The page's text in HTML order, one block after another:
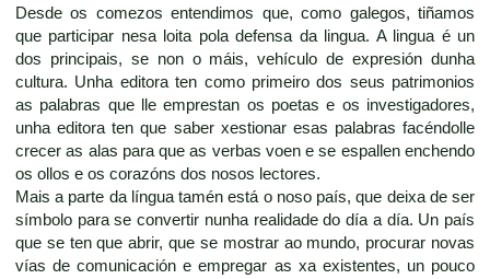
Desde os comezos entendimos que, como galegos, tiñamos
que participar nesa loita pola defensa da lingua. A lingua é un
dos principais, se non o máis, vehículo de expresión dunha
cultura. Unha editora ten como primeiro dos seus patrimonios
as palabras que lle emprestan os poetas e os investigadores,
unha editora ten que saber xestionar esas palabras facéndolle
crecer as alas para que as verbas voen e se espallen enchendo
os ollos e os corazóns dos nosos lectores.
Mais a parte da língua tamén está o noso país, que deixa de ser
símbolo para se convertir nunha realidade do día a día. Un país
que se ten que abrir, que se mostrar ao mundo, procurar novas
vías de comunicación e empregar as xa existentes, un pouco